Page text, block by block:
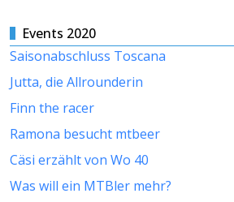
Events 2020
Saisonabschluss Toscana
Jutta, die Allrounderin
Finn the racer
Ramona besucht mtbeer
Cäsi erzählt von Wo 40
Was will ein MTBler mehr?